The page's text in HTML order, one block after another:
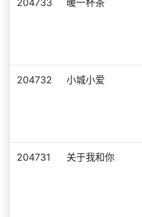
204733 暖一杯茶
204732 小城小爱
204731 关于我和你